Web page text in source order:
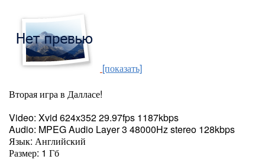
[показать]
Вторая игра в Далласе!
Video: Xvid 624x352 29.97fps 1187kbps
Audio: MPEG Audio Layer 3 48000Hz stereo 128kbps
Язык: Английский
Размер: 1 Гб